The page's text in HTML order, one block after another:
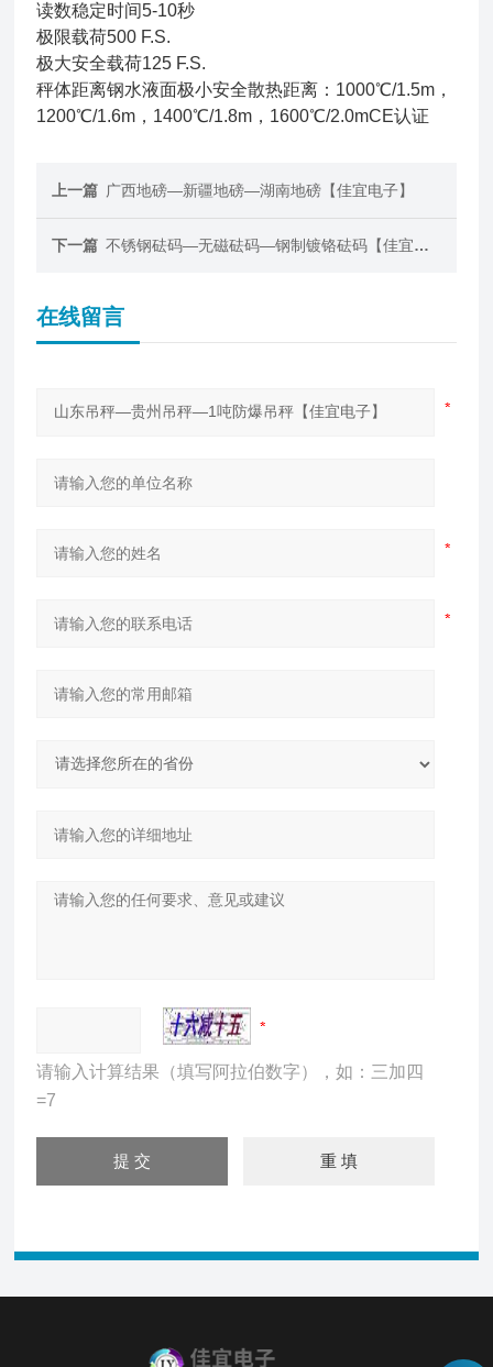
读数稳定时间5-10秒
极限载荷500 F.S.
极大安全载荷125 F.S.
秤体距离钢水液面极小安全散热距离：1000℃/1.5m，
1200℃/1.6m，1400℃/1.8m，1600℃/2.0mCE认证
上一篇 广西地磅—新疆地磅—湖南地磅【佳宜电子】
下一篇 不锈钢砝码—无磁砝码—钢制镀铬砝码【佳宜电子】
在线留言
请输入计算结果（填写阿拉伯数字），如：三加四
=7